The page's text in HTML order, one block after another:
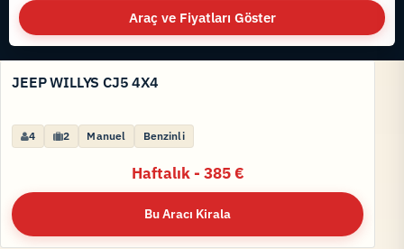
Araç ve Fiyatları Göster
JEEP WILLYS CJ5 4X4
4 2 Manuel Benzinli
Haftalık - 385 €
Bu Aracı Kirala
VOLKSWAGEN TAYRON HYBRID AUTOMATIC YENİ
5 6 Otomatik Benzinli
Haftalık - 595 €
Bu Aracı Kirala